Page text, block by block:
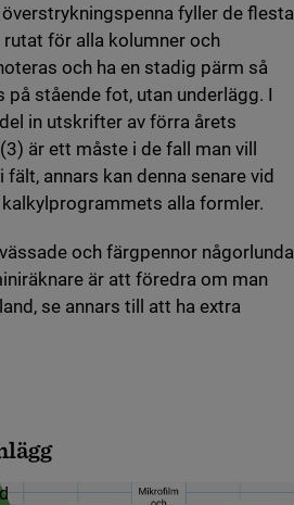
fyller de flesta
för alla kolumner och
och ha en stadig pärm så
stående fot, utan underlägg. I
in utskrifter av förra årets
är ett måste i de fall man vill
annars kan denna senare vid
alla formler.
och färgpennor någorlunda
är att föredra om man
se annars till att ha extra